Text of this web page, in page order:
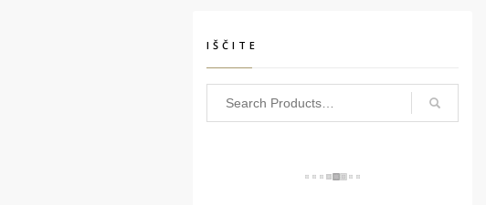
IŠČITE